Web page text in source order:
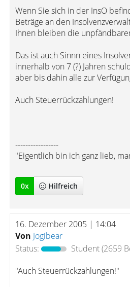
Wenn Sie sich in der InsO
Beträge an den
Ihnen bleiben die
Das ist auch Sinnn eines
innerhalb von 7 (?) Jahren
aber bis dahin alle zur
Auch Steuerrückzahlungen!
-----------------
"Eigentlich bin ich ganz lieb,
0x Hilfreich
16. Dezember 2005 | 14:04
Von Jogibear
Status:
Student(2659
"Auch Steuerrückzahlungen!"